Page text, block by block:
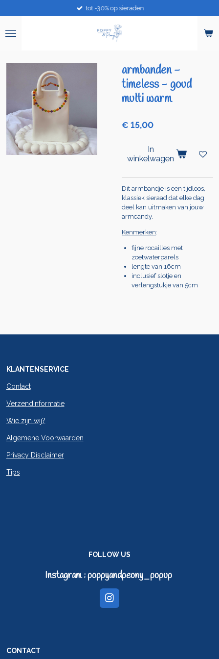
direct
de
tot -30% op sieraden
armbanden -
timeless - goud
multi warm
€ 15,00
In
winkelwagen
Dit armbandje is een tijdloos,
klassiek sieraad dat elke dag
deel kan uitmaken van jouw
armcandy.
Kenmerken:
fijne rocailles met
zoetwaterparels
lengte van 16cm
inclusief slotje en
verlengstukje van 5cm
KLANTENSERVICE
Contact
Verzendinformatie
Wie zijn wij?
Algemene Voorwaarden
Privacy Disclaimer
Tips
FOLLOW US
Instagram : poppyandpeony_popup
I
CONTACT